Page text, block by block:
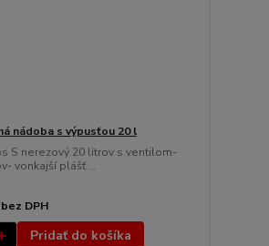
nádoba s výpusťou 20 l
S nerezový 20 litrov s ventilom-
vonkajší plášť ...
bez DPH
Pridať do košíka